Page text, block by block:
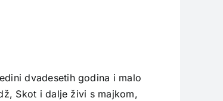
dvadesetih godina i malo
Skot i dalje živi s majkom,